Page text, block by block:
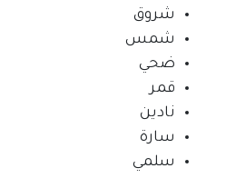
شروق
شمس
ضحي
قمر
نادين
سارة
سلمي